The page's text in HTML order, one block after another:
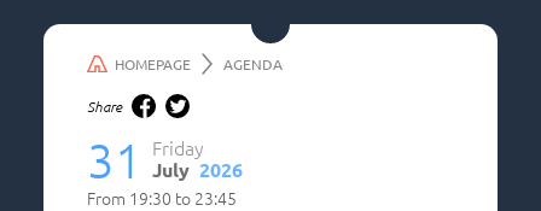
HOMEPAGE AGENDA
Share
Friday
31 July 2026
From 19:30 to 23:45